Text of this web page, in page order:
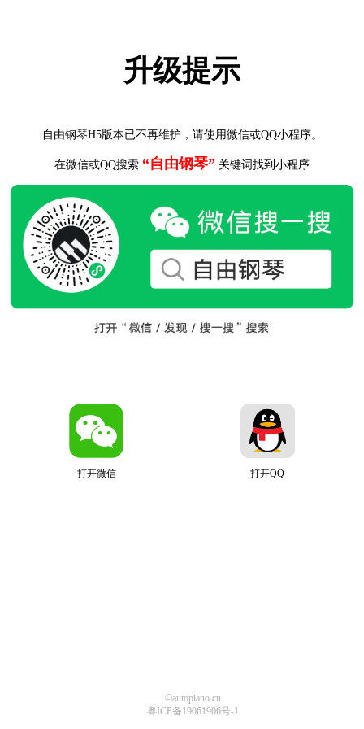
升级提示
自由钢琴H5版本已不再维护，请使用微信或QQ小程序。
在微信或QQ搜索 “自由钢琴” 关键词找到小程序
打开微信 打开QQ
©autopiano.cn
粤ICP备19061906号-1